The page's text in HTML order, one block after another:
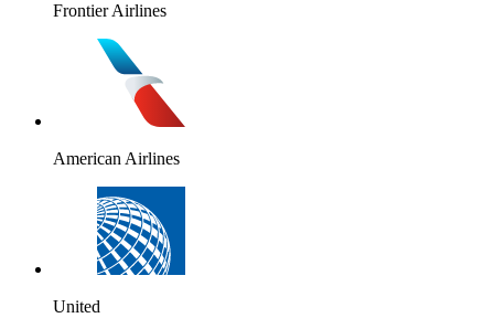
Frontier Airlines
American Airlines
United